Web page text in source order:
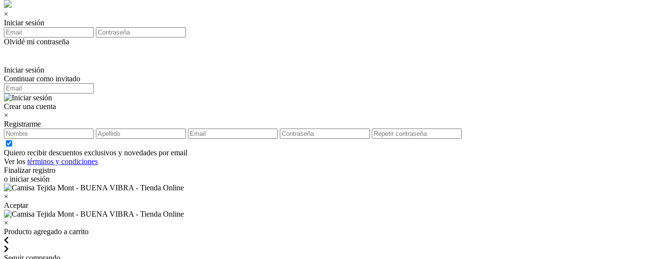
×
Iniciar sesión
Olvidé mi contraseña
Iniciar sesión
Continuar como invitado
Crear una cuenta
×
Registrarme
Quiero recibir descuentos exclusivos y novedades por email
Ver los términos y condiciones
Finalizar registro
o iniciar sesión
×
Aceptar
×
Producto agregado a carrito